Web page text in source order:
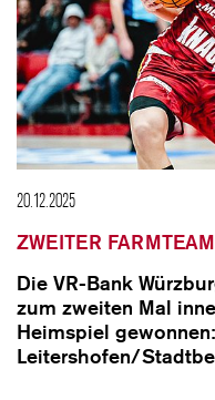
20.12.2025
ZWEITER
Die VR-Bank
zum zweiten Mal
Heimspiel
Leitershofen/